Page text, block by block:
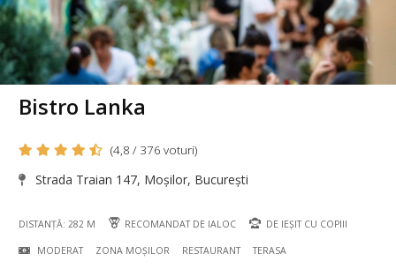
Bistro Lanka
(4,8 / 376 voturi)
Strada Traian 147, Moșilor, București
DISTANȚĂ: 282 M RECOMANDAT DE IALOC DE IEȘIT CU COPIII
MODERAT ZONA MOȘILOR RESTAURANT TERASA